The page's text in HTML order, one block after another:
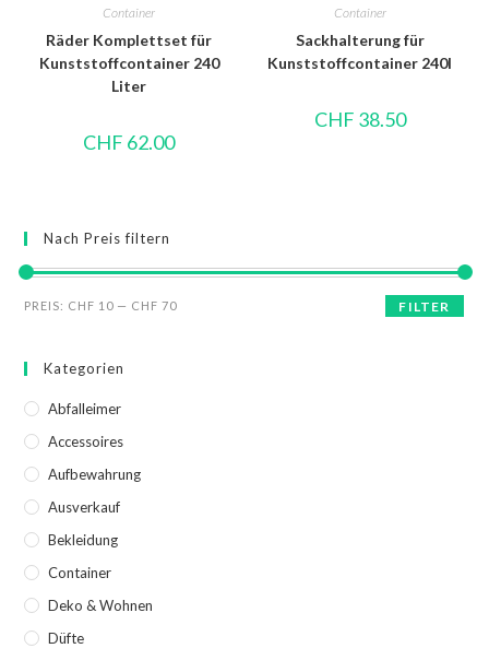
Container
Räder Komplettset für
Kunststoffcontainer 240
Liter
CHF 62.00
Container
Sackhalterung für
Kunststoffcontainer 240l
CHF 38.50
Nach Preis filtern
FILTER
PREIS: CHF 10 — CHF 70
Kategorien
Abfalleimer
Accessoires
Aufbewahrung
Ausverkauf
Bekleidung
Container
Deko & Wohnen
Düfte